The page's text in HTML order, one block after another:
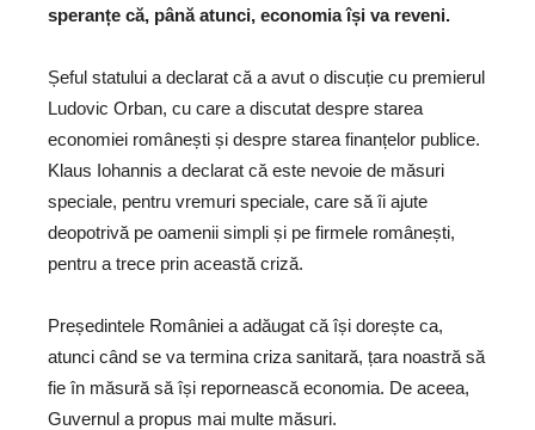
speranțe că, până atunci, economia își va reveni.
Șeful statului a declarat că a avut o discuție cu premierul
Ludovic Orban, cu care a discutat despre starea
economiei românești și despre starea finanțelor publice.
Klaus Iohannis a declarat că este nevoie de măsuri
speciale, pentru vremuri speciale, care să îi ajute
deopotrivă pe oamenii simpli și pe firmele românești,
pentru a trece prin această criză.
Președintele României a adăugat că își dorește ca,
atunci când se va termina criza sanitară, țara noastră să
fie în măsură să își repornească economia. De aceea,
Guvernul a propus mai multe măsuri.